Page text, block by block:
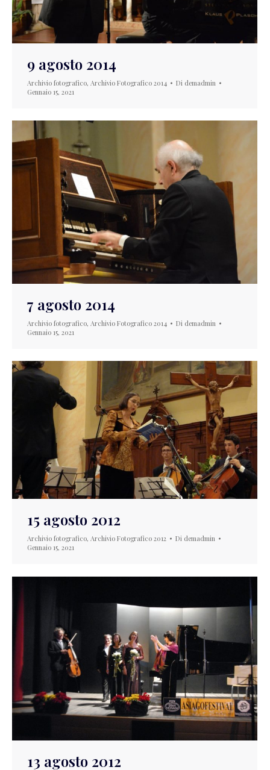
9 agosto 2014
Archivio fotografico, Archivio Fotografico 2014 Di demadmin
Gennaio 15, 2021
7 agosto 2014
Archivio fotografico, Archivio Fotografico 2014 Di demadmin
Gennaio 15, 2021
15 agosto 2012
Archivio fotografico, Archivio Fotografico 2012 Di demadmin
Gennaio 15, 2021
13 agosto 2012